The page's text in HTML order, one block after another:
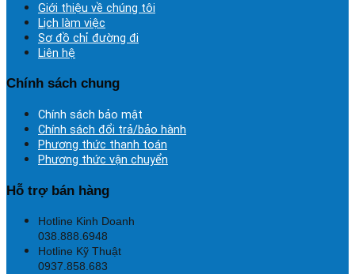
Giới thiệu về chúng tôi
Lịch làm việc
Sơ đồ chỉ đường đi
Liên hệ
Chính sách chung
Chính sách bảo mật
Chính sách đổi trả/bảo hành
Phương thức thanh toán
Phương thức vận chuyển
Hỗ trợ bán hàng
Hotline Kinh Doanh
038.888.6948
Hotline Kỹ Thuật
0937.858.683